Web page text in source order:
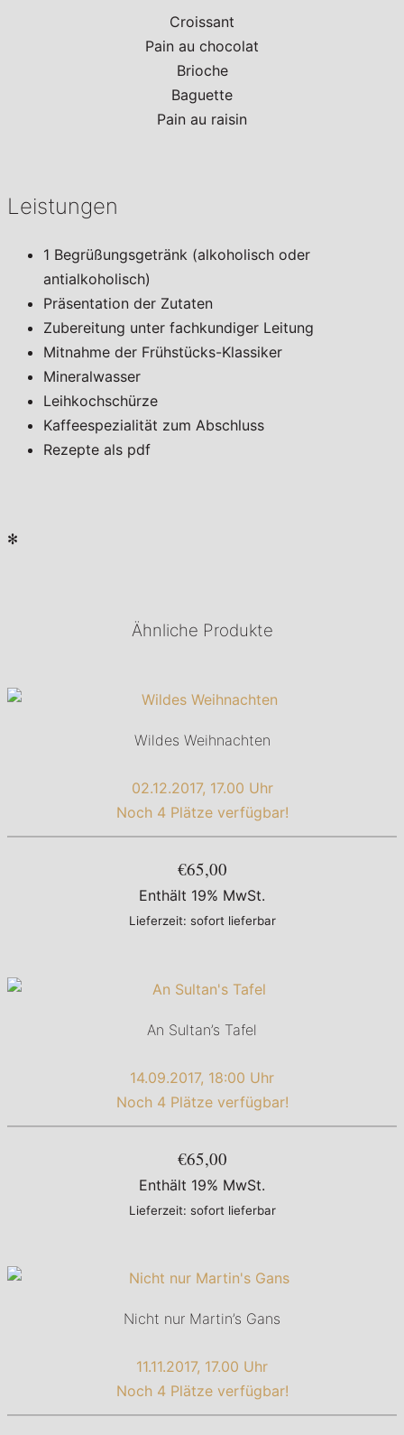
Croissant
Pain au chocolat
Brioche
Baguette
Pain au raisin
Leistungen
1 Begrüßungsgetränk (alkoholisch oder
antialkoholisch)
Präsentation der Zutaten
Zubereitung unter fachkundiger Leitung
Mitnahme der Frühstücks-Klassiker
Mineralwasser
Leihkochschürze
Kaffeespezialität zum Abschluss
Rezepte als pdf
✻
Ähnliche Produkte
Wildes Weihnachten
02.12.2017, 17.00 Uhr
Noch 4 Plätze verfügbar!
€65,00
Enthält 19% MwSt.
Lieferzeit: sofort lieferbar
An Sultan’s Tafel
14.09.2017, 18:00 Uhr
Noch 4 Plätze verfügbar!
€65,00
Enthält 19% MwSt.
Lieferzeit: sofort lieferbar
Nicht nur Martin’s Gans
11.11.2017, 17.00 Uhr
Noch 4 Plätze verfügbar!